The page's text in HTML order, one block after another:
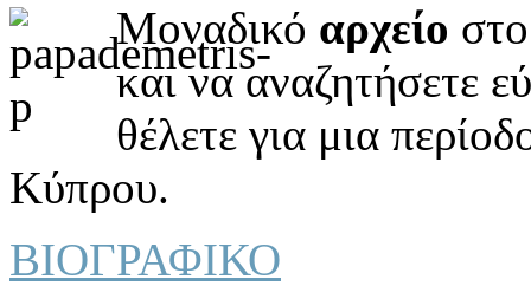
Μοναδικό αρχείο
και να αναζητήσετε
θέλετε για μια
Κύπρου.
ΒΙΟΓΡΑΦΙΚΟ